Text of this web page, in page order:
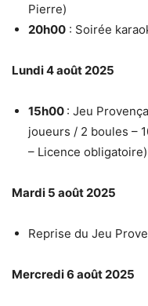
Pierre)
20h00 : Soirée
Lundi 4 août 2025
15h00 : Jeu
joueurs / 2 boules –
– Licence obligatoire)
Mardi 5 août 2025
Reprise du Jeu
Mercredi 6 août 2025